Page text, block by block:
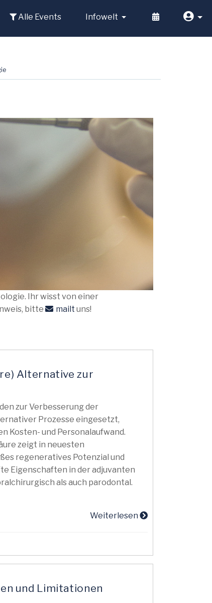
Alle Events Infowelt
Ihr wisst von einer
bitte
mailt uns!
Alternative zur
zur Verbesserung der
Prozesse eingesetzt,
Kosten- und Personalaufwand.
zeigt in neuesten
regeneratives Potenzial und
Eigenschaften in der adjuvanten
als auch parodontal.
Weiterlesen
und Limitationen